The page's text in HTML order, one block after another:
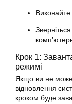
Крок 1:
режимі
Якщо ви не
відновлення
кроком буде